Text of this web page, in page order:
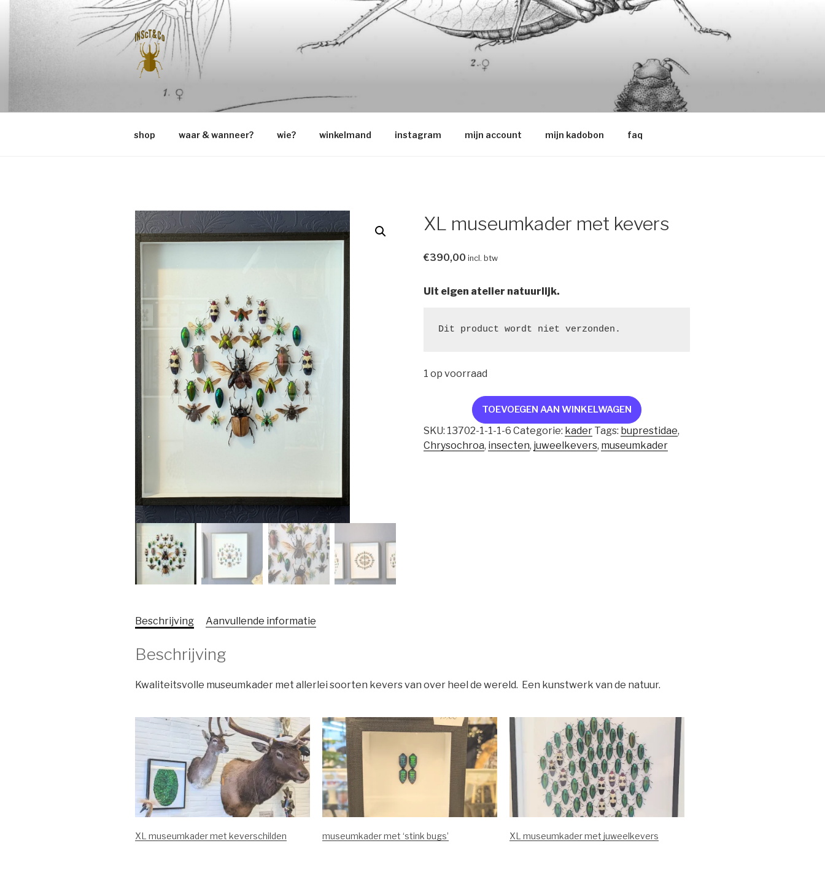
Naar
INSCT & CO
shop waar & wanneer? wie? winkelmand instagram mijn account mijn kadobon faq
XL museumkader met kevers
€390,00 incl. btw
Uit eigen atelier natuurlijk.
Dit product wordt niet verzonden.
1 op voorraad
museumkader
met
kevers
TOEVOEGEN AAN WINKELWAGEN
SKU: 13702-1-1-1-6 Categorie: kader Tags: buprestidae,
Chrysochroa, insecten, juweelkevers, museumkader
Beschrijving Aanvullende informatie
Beschrijving
Kwaliteitsvolle museumkader met allerlei soorten kevers van over heel de wereld. Een kunstwerk van de natuur.
XL museumkader met keverschilden museumkader met ‘stink bugs’ XL museumkader met juweelkevers